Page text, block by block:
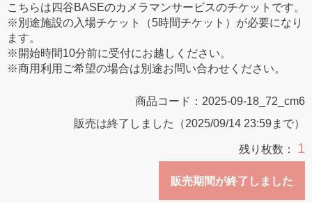
こちらは四谷BASEのカメラマンサービスのチケットです。
※別途施設の入場チケット（5時間チケット）が必要になり
ます。
※開始時間10分前に受付にお越しください。
※商用利用ご希望の場合は別途お問い合わせください。
商品コード： 2025-09-18_72_cm6
販売は終了しました（2025/09/14 23:59まで）
残り枚数： 1
販売期間が終了しました